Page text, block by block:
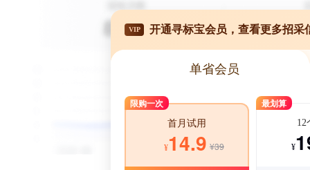
VIP 开通寻标宝会员，查看更多招采
单省会员
限购一次
首月试用
¥14.9 ¥39
最划算
12
¥